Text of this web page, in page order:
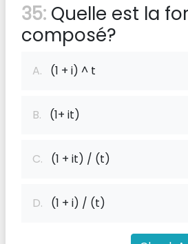
35: Quelle est la
composé?
A. (1 + i) ^ t
B. (1+ it)
C. (1 + it) / (t)
D. (1 + i) / (t)